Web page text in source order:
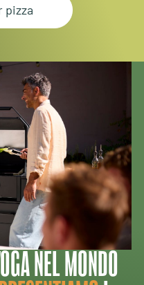
pizza
NEL MONDO